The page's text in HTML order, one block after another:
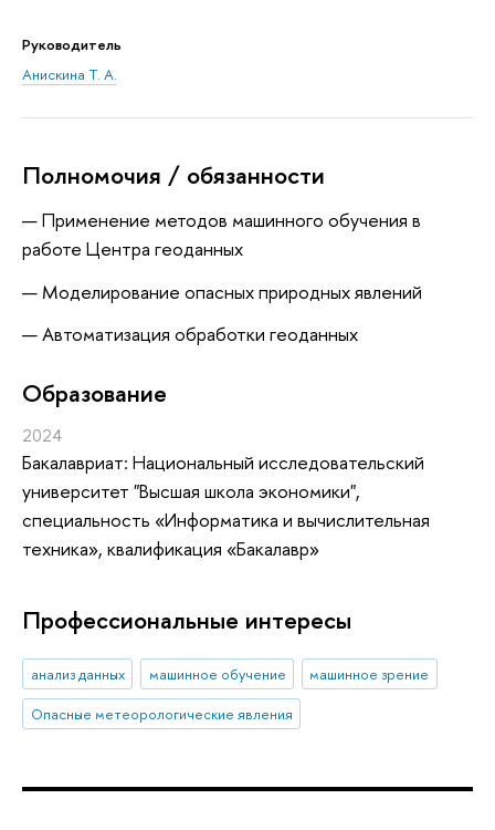
Руководитель
Анискина Т. А.
Полномочия / обязанности
Применение методов машинного обучения в
работе Центра геоданных
Моделирование опасных природных явлений
Автоматизация обработки геоданных
Oбразование
2024
Бакалавриат: Национальный исследовательский
университет "Высшая школа экономики",
специальность «Информатика и вычислительная
техника», квалификация «Бакалавр»
Профессиональные интересы
анализ данных машинное обучение
машинное зрение
Опасные метеорологические явления